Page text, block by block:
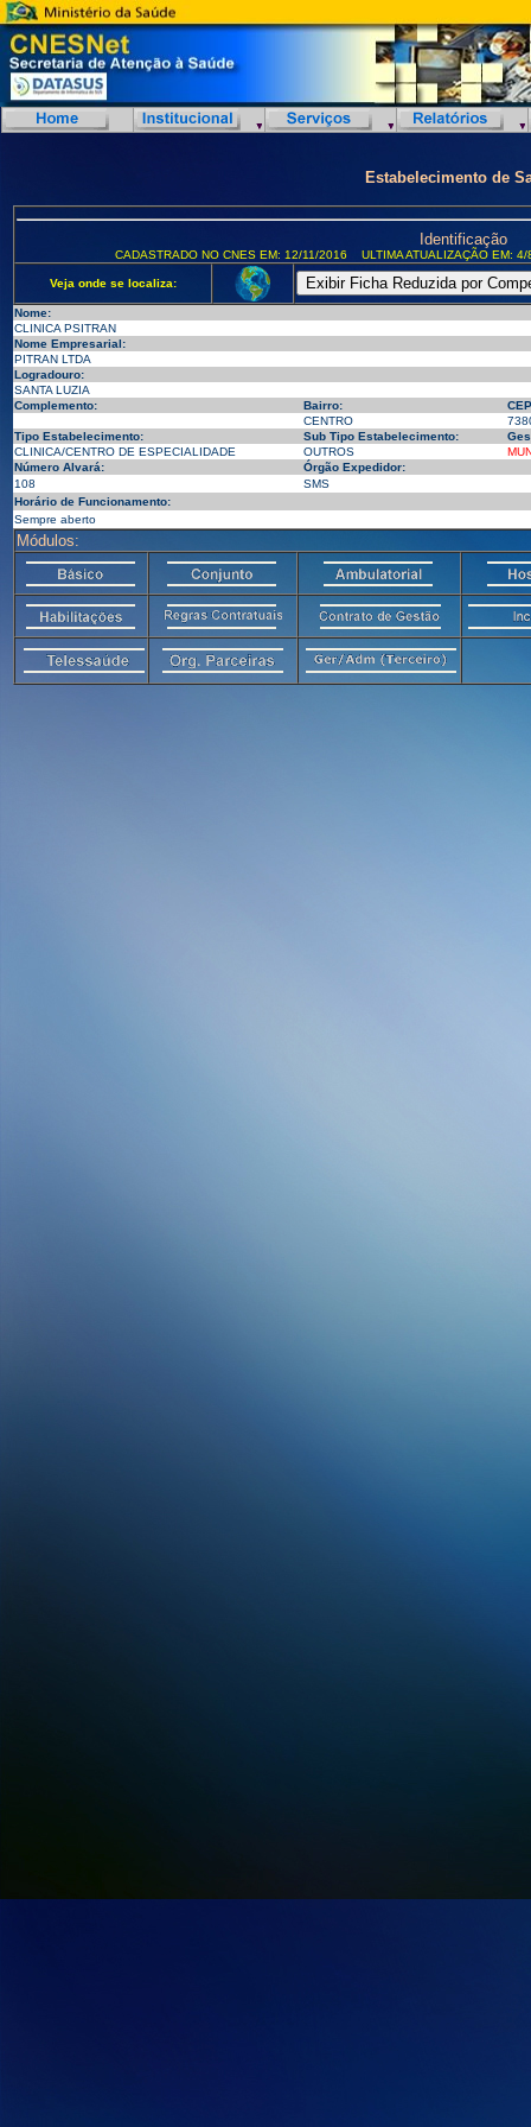
Estabelecimento de
Identificação
CADASTRADO NO CNES EM: 12/11/2016 ULTIMA ATUALIZAÇÃO EM:
Veja onde se localiza:
Nome:
CLINICA PSITRAN
Nome Empresarial:
PITRAN LTDA
Logradouro:
SANTA LUZIA
Complemento:
Bairro:
CENTRO
Tipo Estabelecimento:
Sub Tipo Estabelecimento:
CLINICA/CENTRO DE ESPECIALIDADE
OUTROS
Número Alvará:
Órgão Expedidor:
108
SMS
Horário de Funcionamento:
Sempre aberto
Módulos: